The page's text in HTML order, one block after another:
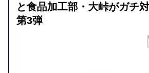
と食品加工部・大峠がガチ
第3弾